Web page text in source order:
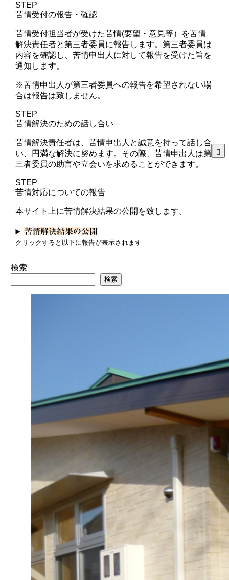
STEP
苦情受付の報告・確認
苦情受付担当者が受けた苦情(要望・意見等）を苦情
解決責任者と第三者委員に報告します。第三者委員は
内容を確認し、苦情申出人に対して報告を受けた旨を
通知します。
※苦情申出人が第三者委員への報告を希望されない場
合は報告は致しません。
STEP
苦情解決のための話し合い
苦情解決責任者は、苦情申出人と誠意を持って話し合
い、円満な解決に努めます。その際、苦情申出人は第
三者委員の助言や立会いを求めることができます。
STEP
苦情対応についての報告
本サイト上に苦情解決結果の公開を致します。
苦情解決結果の公開
クリックすると以下に報告が表示されます
検索
検索